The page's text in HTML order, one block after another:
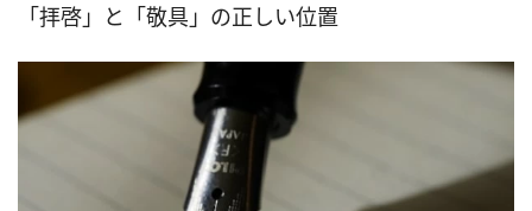
「拝啓」と「敬具」の正しい位置